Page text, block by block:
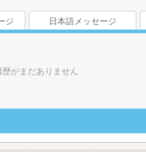
ジ 日本語メッセージ
歴がまだありません